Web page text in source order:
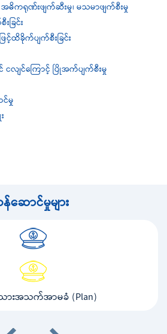
ဓိကရုဏ်းဖျက်ဆီးမှု၊ မသမာဖျက်စီးမှု
ြင်း
င့်ထိခိုက်ပျက်စီးခြင်း
င် ငလျင်ကြောင့် ပြိုအက်ပျက်စီးမှု
မှု
ဆောင်မှုများ
ားအသက်အာမခံ (Plan)